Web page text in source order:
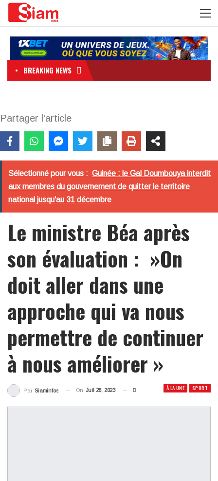
BREAKING NEWS
Partager l'article
Sélectionné pour vous : Guinée : le Gal Doumbouya interdit
aux membres du gouvernement de quitter le territoire
national jusqu'au 31 décembre
Le ministre Béa après
son évaluation : »On
doit aller dans une
approche qui va nous
permettre de continuer
à nous améliorer »
À LA UNE SPORT
Par Siaminfos On Juil 28, 2023